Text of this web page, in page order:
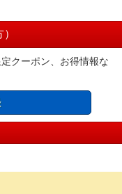
クーポン、お得情報な